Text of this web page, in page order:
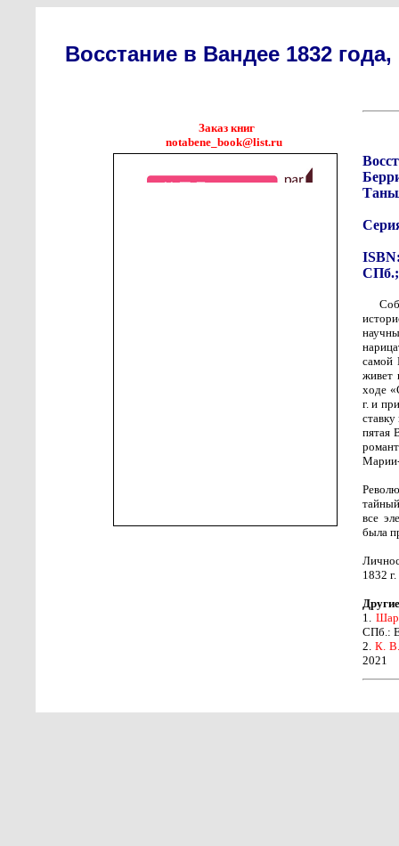
Восстание в Вандее 1832
Заказ книг
notabene_book@list.ru
СПб.;
самой
живет
ходе
г. и
пятая
все
была
1832
1.
СПб.:
2. К.
2021